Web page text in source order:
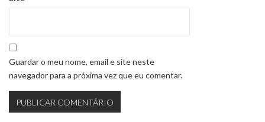
Guardar o meu nome, email e site neste
navegador para a próxima vez que eu comentar.